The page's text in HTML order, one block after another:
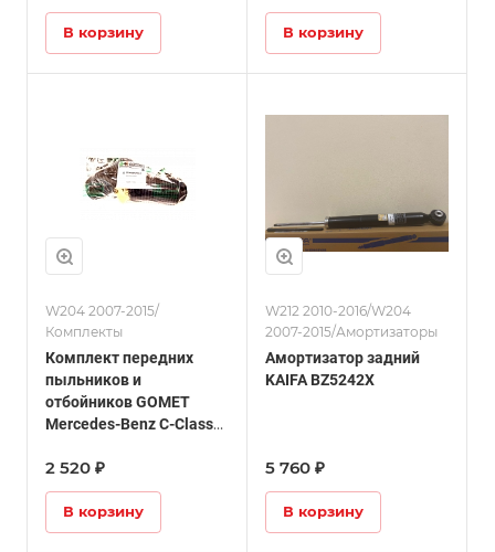
В корзину В корзину
W204 2007-2015/
Комплекты
Комплект передних
пыльников и
отбойников GOMET
Mercedes-Benz C-Class
2 520 ₽
В корзину
W212 2010-2016/W204
2007-2015/Амортизаторы
Амортизатор задний
KAIFA BZ5242X
5 760 ₽
В корзину